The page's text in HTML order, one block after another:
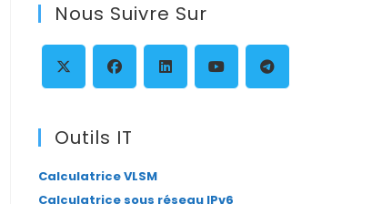
Nous Suivre Sur
dans
un
nouvel
dans
nouvel nouvel
Outils IT
Calculatrice VLSM
Calculatrice sous réseau IPv6